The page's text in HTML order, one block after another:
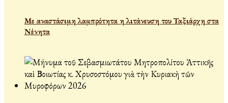
Με αναστάσιμη λαμπρότητα η λιτάνευση του Ταξιάρχη στα
Νένητα